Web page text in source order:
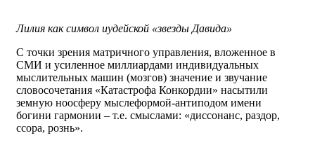
Лилия как символ иудейской «звезды Давида»
С точки зрения матричного управления, вложенное в
СМИ и усиленное миллиардами индивидуальных
мыслительных машин (мозгов) значение и звучание
словосочетания «Катастрофа Конкордии» насытили
земную ноосферу мыслеформой-антиподом имени
богини гармонии – т.е. смыслами: «диссонанс, раздор,
ссора, рознь».